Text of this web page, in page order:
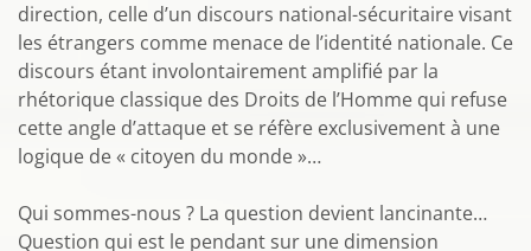
direction, celle d’un discours national-sécuritaire visant
les étrangers comme menace de l’identité nationale. Ce
discours étant involontairement amplifié par la
rhétorique classique des Droits de l’Homme qui refuse
cette angle d’attaque et se réfère exclusivement à une
logique de « citoyen du monde »…
Qui sommes-nous ? La question devient lancinante…
Question qui est le pendant sur une dimension